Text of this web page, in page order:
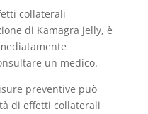
collaterali
di Kamagra jelly, è
un medico.
preventive può
di effetti collaterali